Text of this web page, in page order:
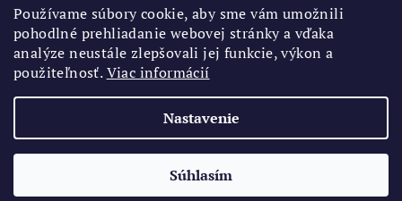
Používame súbory cookie, aby sme vám umožnili
pohodlné prehliadanie webovej stránky a vďaka
analýze neustále zlepšovali jej funkcie, výkon a
použiteľnosť.Viac informácií
Nastavenie
Súhlasím
Facebook
Copyright 2026Pekne Papkaj. Všetky práva vyhradené.
Vytvoril Shoptet